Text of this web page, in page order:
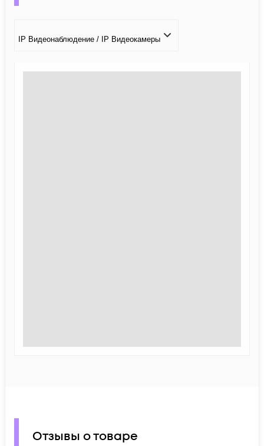
IP Видеонаблюдение / IP Видеокамеры
Отзывы о товаре